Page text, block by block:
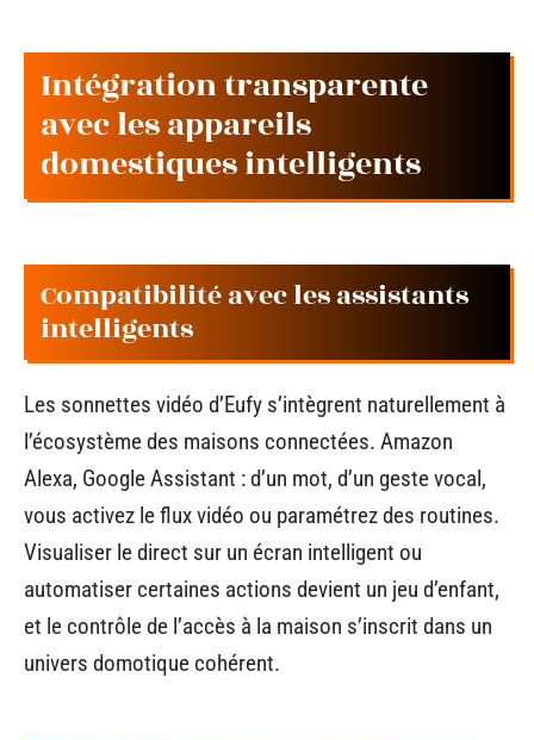
Intégration transparente
avec les appareils
domestiques intelligents
Compatibilité avec les assistants
intelligents
Les sonnettes vidéo d’Eufy s’intègrent naturellement à
l’écosystème des maisons connectées. Amazon
Alexa, Google Assistant : d’un mot, d’un geste vocal,
vous activez le flux vidéo ou paramétrez des routines.
Visualiser le direct sur un écran intelligent ou
automatiser certaines actions devient un jeu d’enfant,
et le contrôle de l’accès à la maison s’inscrit dans un
univers domotique cohérent.